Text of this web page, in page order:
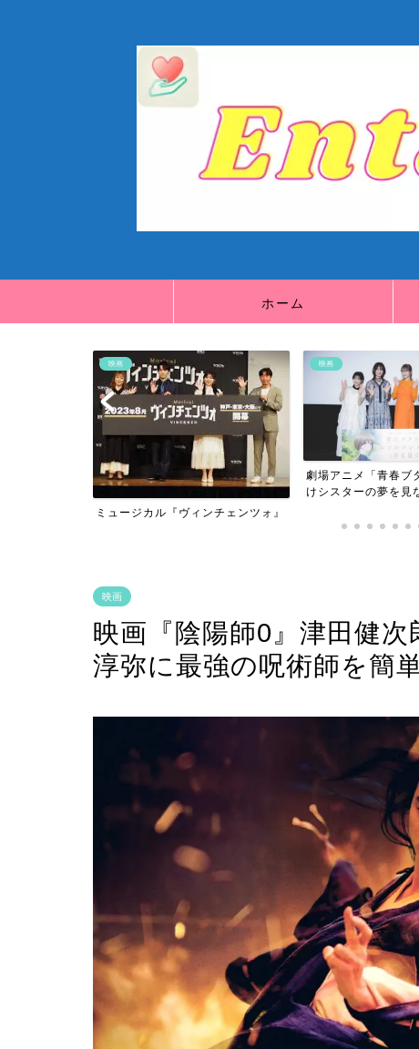
ホーム
映画
ミュージカル『ヴィンチェンツォ』
映画
劇場アニメ「青春ブ
けシスターの夢を見
映画
映画『陰陽師0』津田健
淳弥に最強の呪術師を簡